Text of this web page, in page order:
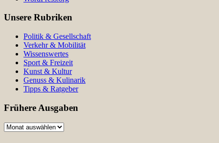
Unsere Rubriken
Politik & Gesellschaft
Verkehr & Mobilität
Wissenswertes
Sport & Freizeit
Kunst & Kultur
Genuss & Kulinarik
Tipps & Ratgeber
Frühere Ausgaben
Frühere